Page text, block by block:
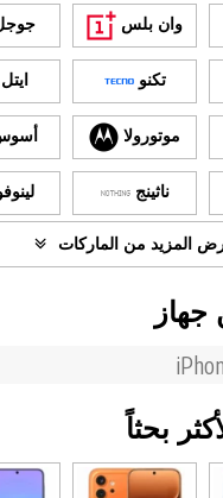
وان بلس
تكنو
موتورولا
ناثينج
المزيد من الماركات
بحثاً